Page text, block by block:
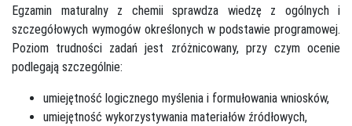
Egzamin maturalny z chemii sprawdza wiedzę z ogólnych i
szczegółowych wymogów określonych w podstawie programowej.
Poziom trudności zadań jest zróżnicowany, przy czym ocenie
podlegają szczególnie:
umiejętność logicznego myślenia i formułowania wniosków,
umiejętność wykorzystywania materiałów źródłowych,